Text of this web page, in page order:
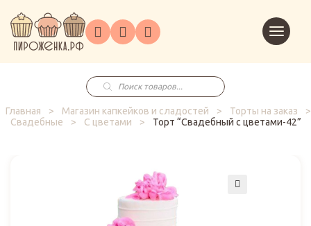
ГлавнаяКаталог
на
заказ
Праздники
Корпоративным
клиентам
в
корзину
Поиск
товаров
Главная
> Магазин капкейков и сладостей > Торты на заказ
>
Свадебные
> С цветами > Торт “Свадебный с цветами-42”